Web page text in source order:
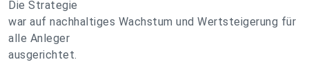
Die Strategie
war auf nachhaltiges Wachstum und Wertsteigerung für
alle Anleger
ausgerichtet.